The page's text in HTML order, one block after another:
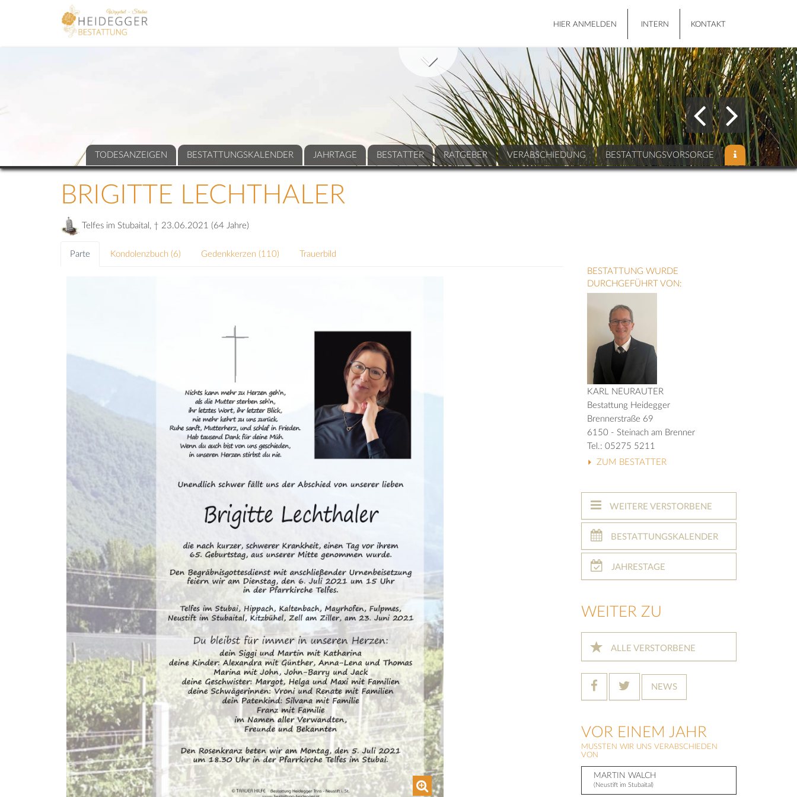
HIER ANMELDEN INTERN KONTAKT
TODESANZEIGEN BESTATTUNGSKALENDER JAHRTAGE BESTATTER RATGEBER VERABSCHIEDUNG BESTATTUNGSVORSORGE
BRIGITTE LECHTHALER
Telfes im Stubaital, † 23.06.2021 (64 Jahre)
Parte Kondolenzbuch (6) Gedenkkerzen (110)
Trauerbild
BESTATTUNG WURDE
DURCHGEFÜHRT VON:
KARL NEURAUTER
Bestattung Heidegger
Brennerstraße 69
6150 - Steinach am Brenner
Tel.: 05275 5211
ZUM BESTATTER
WEITERE VERSTORBENE
BESTATTUNGSKALENDER
JAHRESTAGE
WEITER ZU
ALLE VERSTORBENE
NEWS
VOR EINEM JAHR
MUSSTEN WIR UNS VERABSCHIEDEN
VON
MARTIN WALCH
(Neustift im Stubaital)